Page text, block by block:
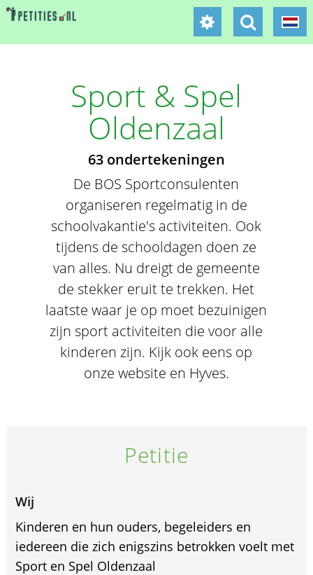
Sport & Spel
Oldenzaal
63 ondertekeningen
De BOS Sportconsulenten
organiseren regelmatig in de
schoolvakantie's activiteiten. Ook
tijdens de schooldagen doen ze
van alles. Nu dreigt de gemeente
de stekker eruit te trekken. Het
laatste waar je op moet bezuinigen
zijn sport activiteiten die voor alle
kinderen zijn. Kijk ook eens op
onze website en Hyves.
Petitie
Wij
Kinderen en hun ouders, begeleiders en
iedereen die zich enigszins betrokken voelt met
Sport en Spel Oldenzaal